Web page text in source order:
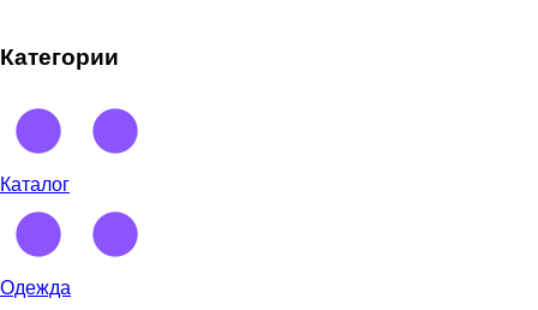
Категории
Каталог
Одежда